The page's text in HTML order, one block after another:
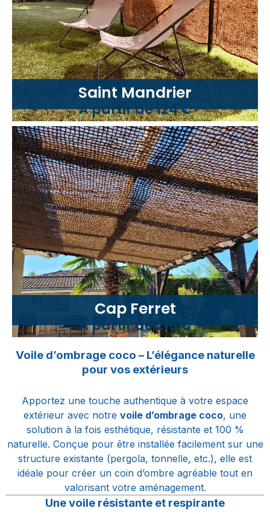
Saint Mandrier
A partir de 124 €
Cap Ferret
A partir de 216 €
Voile d’ombrage coco – L’élégance naturelle
pour vos extérieurs
Apportez une touche authentique à votre espace
extérieur avec notre voile d’ombrage coco, une
solution à la fois esthétique, résistante et 100 %
naturelle. Conçue pour être installée facilement sur une
structure existante (pergola, tonnelle, etc.), elle est
idéale pour créer un coin d’ombre agréable tout en
valorisant votre aménagement.
Une voile résistante et respirante